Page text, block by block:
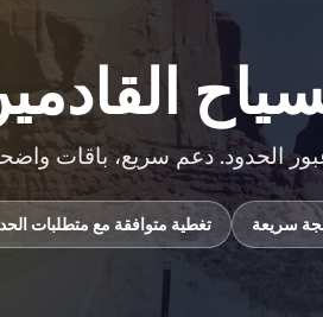
تغطية متوافقة مع متطلبات سريعة